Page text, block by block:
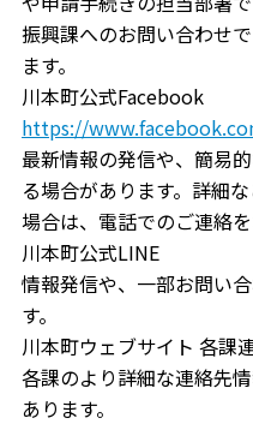
振興課へのお問い合わせ
ます。
川本町公式Facebook
https://
最新情報の発信や、簡易
る場合があります。詳細
場合は、電話でのご連絡を
川本町公式LINE
情報発信や、一部お問い
す。
川本町ウェブサイト 各課
各課のより詳細な連絡先
あります。